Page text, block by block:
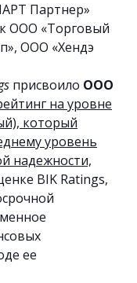
Партнер»
ООО «Торговый
ООО «Хендэ
присвоило ООО
на уровне
который
уровень
надежности,
BIK Ratings,
ее